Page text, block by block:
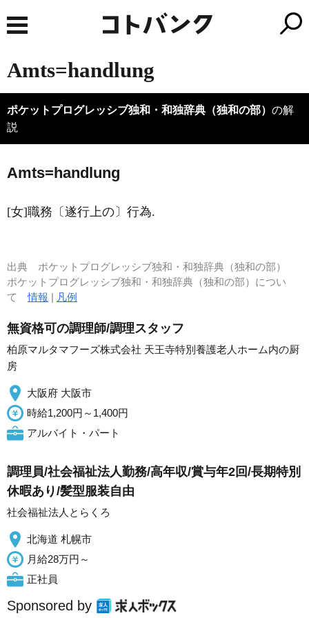
Amts=handlung
ポケットプログレッシブ独和・和独辞典（独和の部） の解
説
Amts=handlung
[女]職務〔遂行上の〕行為.
出典 ポケットプログレッシブ独和・和独辞典（独和の部）
ポケットプログレッシブ独和・和独辞典（独和の部）につい
て情報 | 凡例
無資格可の調理師/調理スタッフ
柏原マルタマフーズ株式会社 天王寺特別養護老人ホーム内の厨
房
大阪府 大阪市
時給1,200円～1,400円
アルバイト・パート
調理員/社会福祉法人勤務/高年収/賞与年2回/長期特別
休暇あり/髪型服装自由
社会福祉法人とらくろ
北海道 札幌市
月給28万円～
正社員
Sponsored by